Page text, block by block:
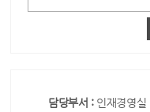
담당부서 : 인재경영실